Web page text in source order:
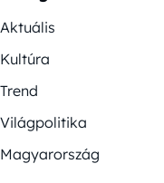
Aktuális
Kultúra
Trend
Világpolitika
Magyarország